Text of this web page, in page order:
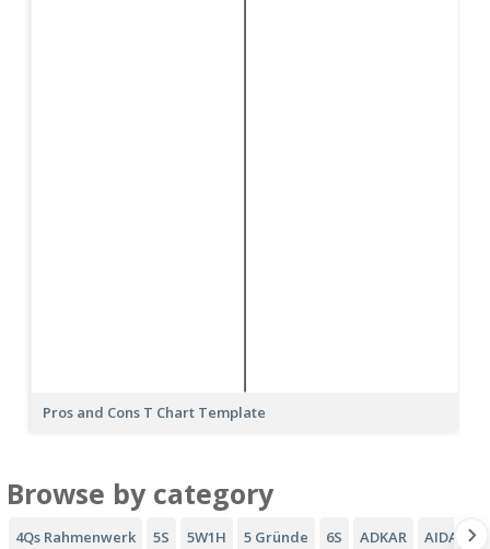
Pros and Cons T Chart Template
Browse by category
4Qs Rahmenwerk 5S 5W1H 5 Gründe 6S ADKAR AIDA-